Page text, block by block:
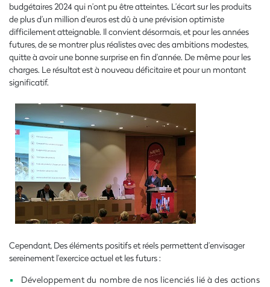
budgétaires 2024 qui n’ont pu être atteintes. L’écart sur les produits
de plus d’un million d’euros est dû à une prévision optimiste
difficilement atteignable. Il convient désormais, et pour les années
futures, de se montrer plus réalistes avec des ambitions modestes,
quitte à avoir une bonne surprise en fin d’année. De même pour les
charges. Le résultat est à nouveau déficitaire et pour un montant
significatif.
Cependant, Des éléments positifs et réels permettent d’envisager
sereinement l’exercice actuel et les futurs :
Développement du nombre de nos licenciés lié à des actions